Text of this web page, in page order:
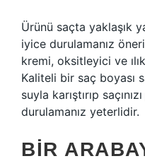
Ürünü saçta yaklaşık
iyice durulamanız
kremi, oksitleyici ve
Kaliteli bir saç boyası
suyla karıştırıp
durulamanız yeterlidir.
BIR